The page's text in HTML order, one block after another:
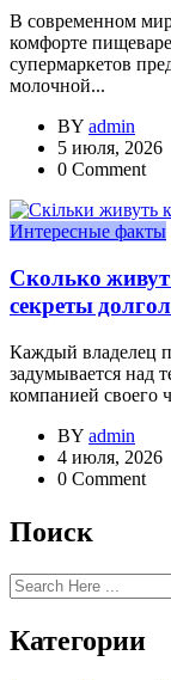
В современном
комфорте
супермаркетов
молочной...
BY admin
5 июля, 2026
0 Comment
Интересные факты
Сколько
секреты
Каждый владелец
задумывается над
компанией своего
BY admin
4 июля, 2026
0 Comment
Поиск
Категории